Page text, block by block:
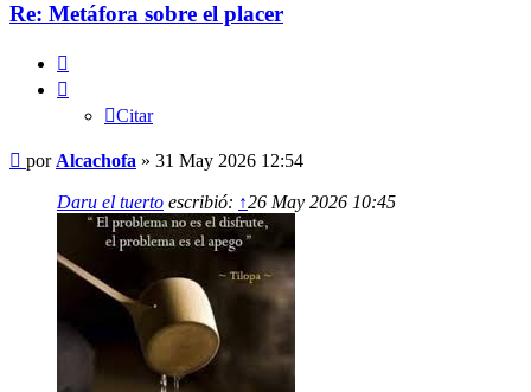
Re: Metáfora sobre el placer
Citar
Mensaje
por Alcachofa » 31 May 2026 12:54
Daru el tuerto escribió: ↑26 May 2026 10:45